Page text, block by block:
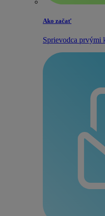
Ako začať
Sprievodca prvými